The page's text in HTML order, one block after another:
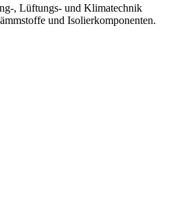
, Lüftungs- und Klimatechnik
und Isolierkomponenten.